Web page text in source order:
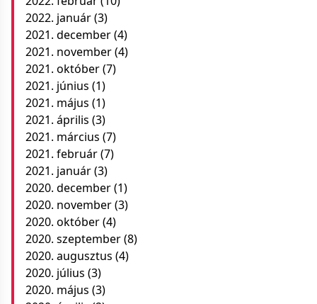
2022. január(3)
2021. december(4)
2021. november(4)
2021. október(7)
2021. június (1)
2021. május (1)
2021. április (3)
2021. március (7)
2021. február(7)
2021. január(3)
2020. december(1)
2020. november(3)
2020. október(4)
2020. szeptember(8)
2020. augusztus (4)
2020. július (3)
2020. május (3)